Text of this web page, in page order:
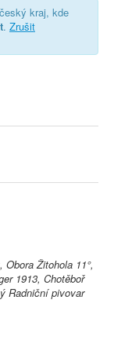
kraj, kde
. Zrušit
Žitohola 11°,
1913, Chotěboř
Radniční pivovar